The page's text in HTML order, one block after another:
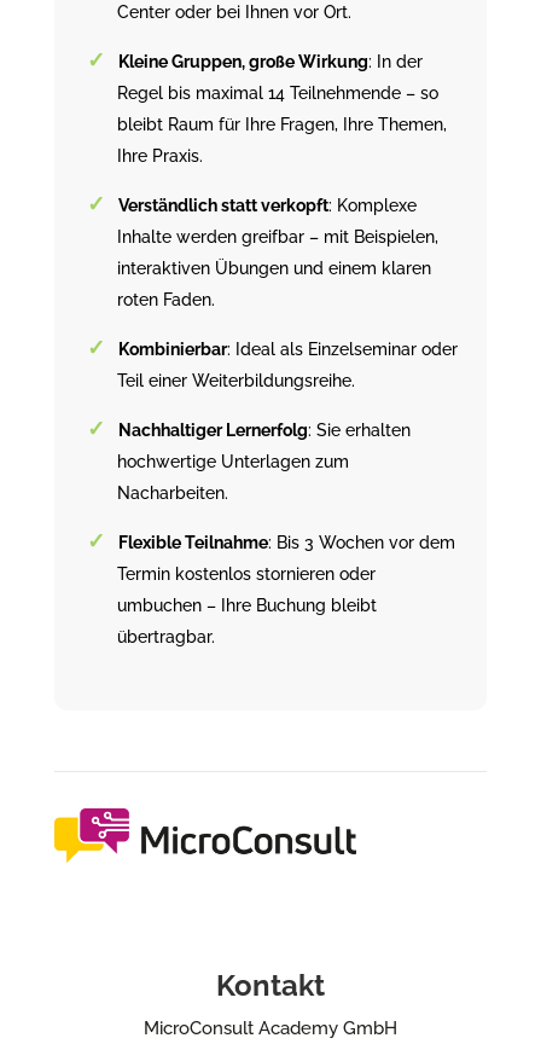
Center oder bei Ihnen vor Ort.
Kleine Gruppen, große Wirkung: In der
Regel bis maximal 14 Teilnehmende – so
bleibt Raum für Ihre Fragen, Ihre Themen,
Ihre Praxis.
Verständlich statt verkopft: Komplexe
Inhalte werden greifbar – mit Beispielen,
interaktiven Übungen und einem klaren
roten Faden.
Kombinierbar: Ideal als Einzelseminar oder
Teil einer Weiterbildungsreihe.
Nachhaltiger Lernerfolg: Sie erhalten
hochwertige Unterlagen zum
Nacharbeiten.
Flexible Teilnahme: Bis 3 Wochen vor dem
Termin kostenlos stornieren oder
umbuchen – Ihre Buchung bleibt
übertragbar.
Kontakt
MicroConsult Academy GmbH